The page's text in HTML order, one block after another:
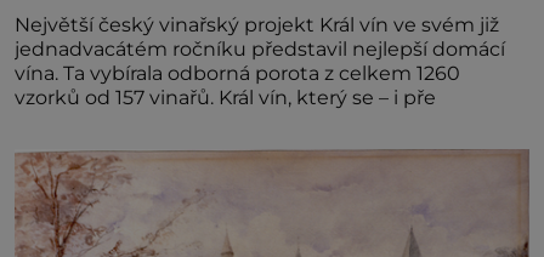
Největší český vinařský projekt Král vín ve svém již
jednadvacátém ročníku představil nejlepší domácí
vína. Ta vybírala odborná porota z celkem 1260
vzorků od 157 vinařů. Král vín, který se – i pře